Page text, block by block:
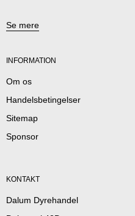
Se mere
INFORMATION
Om os
Handelsbetingelser
Sitemap
Sponsor
KONTAKT
Dalum Dyrehandel